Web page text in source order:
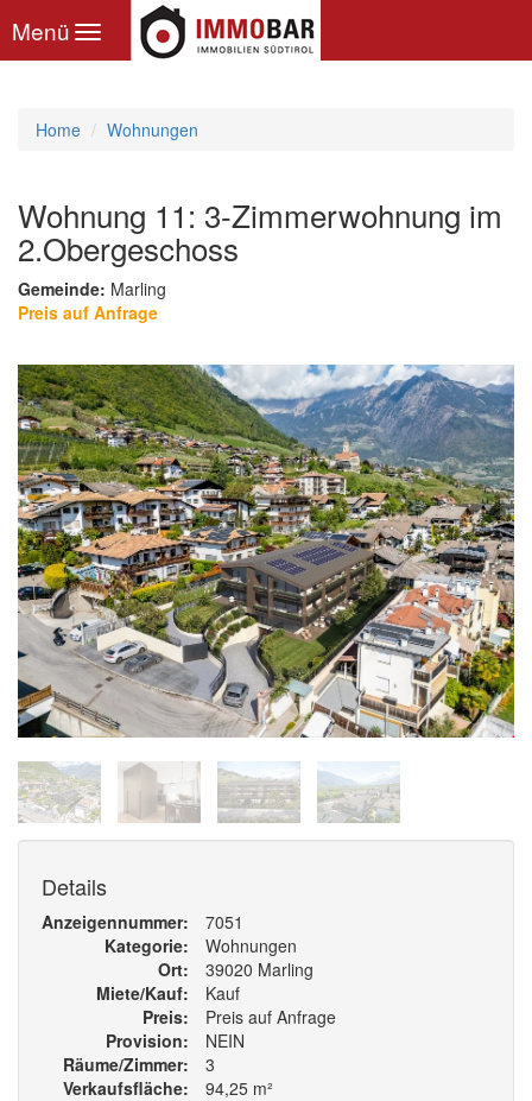
Toggle
navigation
Menü
Home Wohnungen
Wohnung 11: 3-Zimmerwohnung im
2.Obergeschoss
Gemeinde: Marling
Preis auf Anfrage
Details
Anzeigennummer
7051
Kategorie
Wohnungen
Ort
39020 Marling
Miete/Kauf
Kauf
Preis
Preis auf Anfrage
Provision
NEIN
Räume/Zimmer
3
Verkaufsfläche
94,25 m²